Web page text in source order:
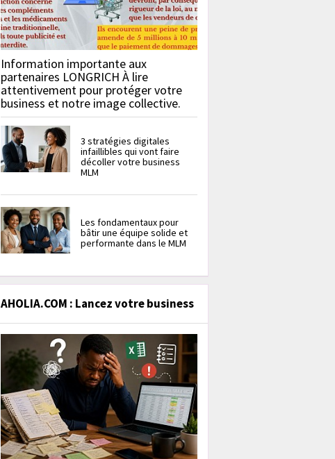
Information importante aux
partenaires LONGRICH À lire
attentivement pour protéger votre
business et notre image collective.
3 stratégies digitales
infaillibles qui vont faire
décoller votre business
MLM
Les fondamentaux pour
bâtir une équipe solide et
performante dans le MLM
AHOLIA.COM : Lancez votre business